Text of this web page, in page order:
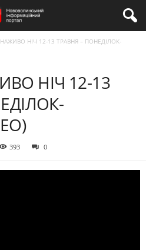
НІЧ 12-13 ТРАВНЯ – ПОНЕДІЛОК-
НІЧ 12-13
393 0